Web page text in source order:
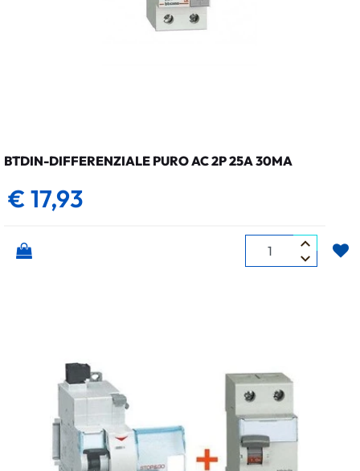
BTDIN-DIFFERENZIALE PURO AC 2P 25A 30MA
€ 17,93
Quantità